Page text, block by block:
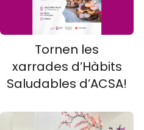
Tornen les
xarrades d’Hàbits
Saludables d’ACSA!